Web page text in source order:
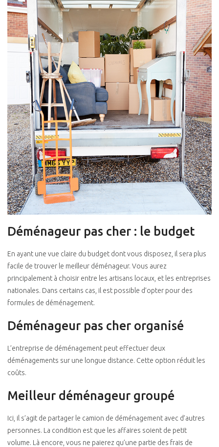
Déménageur pas cher : le budget
En ayant une vue claire du budget dont vous disposez, il sera plus
facile de trouver le meilleur déménageur. Vous aurez
principalement à choisir entre les artisans locaux, et les entreprises
nationales. Dans certains cas, il est possible d’opter pour des
formules de déménagement.
Déménageur pas cher organisé
L’entreprise de déménagement peut effectuer deux
déménagements sur une longue distance. Cette option réduit les
coûts.
Meilleur déménageur groupé
Ici, il s’agit de partager le camion de déménagement avec d’autres
personnes. La condition est que les affaires soient de petit
volume. Là encore, vous ne paierez qu’une partie des frais de